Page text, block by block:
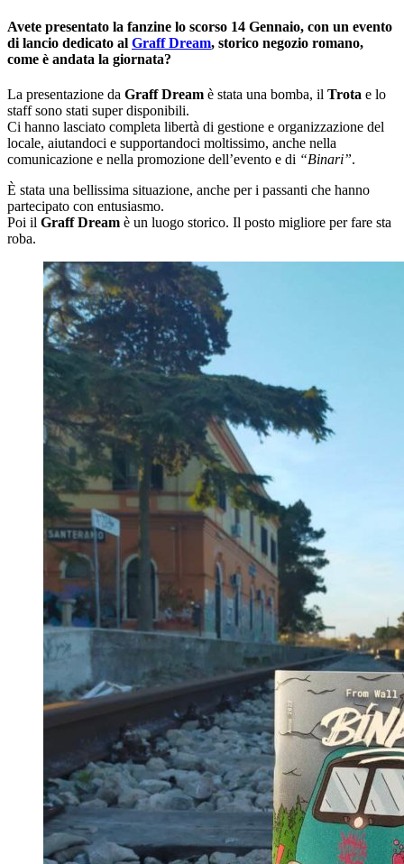
Avete presentato la fanzine lo scorso 14 Gennaio, con un evento
di lancio dedicato al Graff Dream, storico negozio romano,
come è andata la giornata?
La presentazione da Graff Dream è stata una bomba, il Trota e lo
staff sono stati super disponibili.
Ci hanno lasciato completa libertà di gestione e organizzazione del
locale, aiutandoci e supportandoci moltissimo, anche nella
comunicazione e nella promozione dell’evento e di “Binari”.
È stata una bellissima situazione, anche per i passanti che hanno
partecipato con entusiasmo.
Poi il Graff Dream è un luogo storico. Il posto migliore per fare sta
roba.